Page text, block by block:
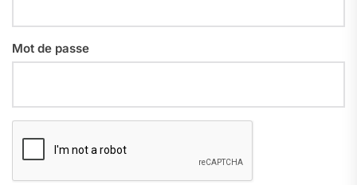
Mot de passe